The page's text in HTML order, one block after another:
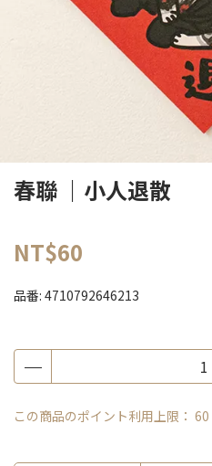
春聯 ｜小人退散
NT$60
品番: 4710792646213
この商品のポイント利用上限： 60